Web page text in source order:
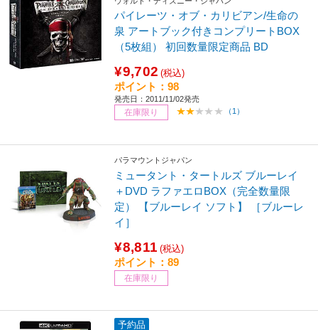
パイレーツ・オブ・カリビアン/生命の
泉 アートブック付きコンプリートBOX
（5枚組） 初回数量限定商品 BD
¥9,702 (税込)
ポイント：98
発売日：2011/11/02発売
在庫限り （1）
パラマウントジャパン
ミュータント・タートルズ ブルーレイ
＋DVD ラファエロBOX（完全数量限
定） 【ブルーレイ ソフト】 ［ブルーレ
イ］
¥8,811 (税込)
ポイント：89
在庫限り
予約品